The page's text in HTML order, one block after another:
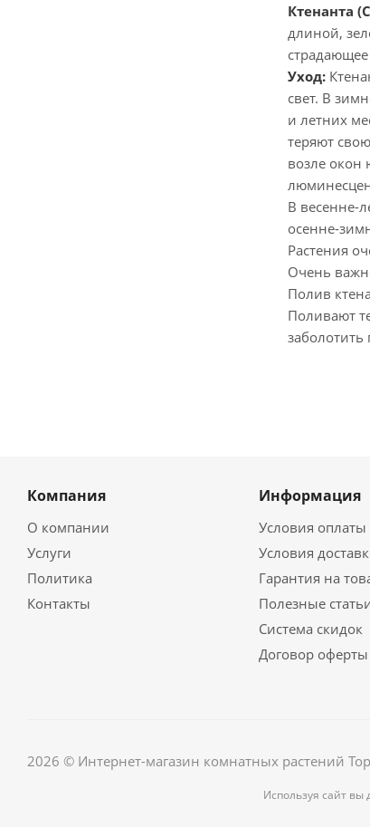
Ктенанта
длиной,
страдающее
Уход:
свет. В
и летних
теряют
возле окон
В весенне-
осенне-
Растения
Очень
Полив
Поливают
Компания
О компании
Услуги
Политика
Контакты
Информация
Условия оплаты
Условия
Гарантия на
Полезные
Система скидок
Договор оферты
2026 © Интернет-магазин комнатных растений
Используя сайт вы